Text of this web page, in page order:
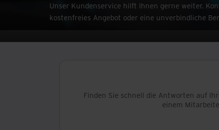
Unser Kundenservice hilft Ihnen gerne weiter.
kostenfreies Angebot oder eine unverbindliche
Finden Sie schnell die Antworten auf
einem